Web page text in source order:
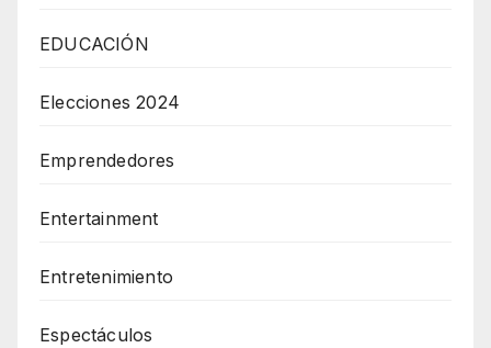
EDUCACIÓN
Elecciones 2024
Emprendedores
Entertainment
Entretenimiento
Espectáculos